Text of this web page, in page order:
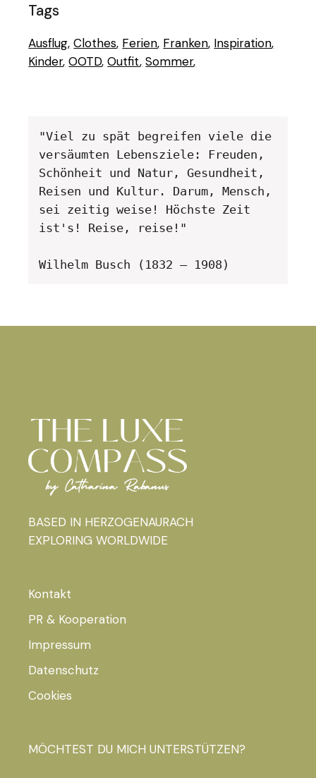
Tags
Ausflug Clothes Ferien Franken Inspiration
Kinder OOTD Outfit Sommer
"Viel zu spät begreifen viele die
versäumten Lebensziele: Freuden,
Schönheit und Natur, Gesundheit,
Reisen und Kultur. Darum, Mensch,
sei zeitig weise! Höchste Zeit
ist's! Reise, reise!"
Wilhelm Busch (1832 – 1908)
BASED IN HERZOGENAURACH
EXPLORING WORLDWIDE
Kontakt
PR & Kooperation
Impressum
Datenschutz
Cookies
MÖCHTEST DU MICH UNTERSTÜTZEN?